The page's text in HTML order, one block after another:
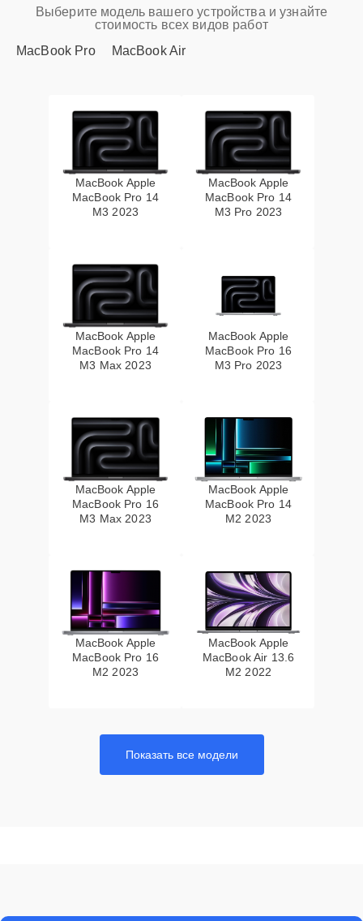
Выберите модель вашего устройства и узнайте
стоимость всех видов работ
MacBook Pro
MacBook Air
MacBook Apple
MacBook Pro 14
M3 2023
MacBook Apple
MacBook Pro 14
M3 Pro 2023
MacBook Apple
MacBook Pro 14
M3 Max 2023
MacBook Apple
MacBook Pro 16
M3 Pro 2023
MacBook Apple
MacBook Pro 16
M3 Max 2023
MacBook Apple
MacBook Pro 14
M2 2023
MacBook Apple
MacBook Pro 16
M2 2023
MacBook Apple
MacBook Air 13.6
M2 2022
Показать все модели